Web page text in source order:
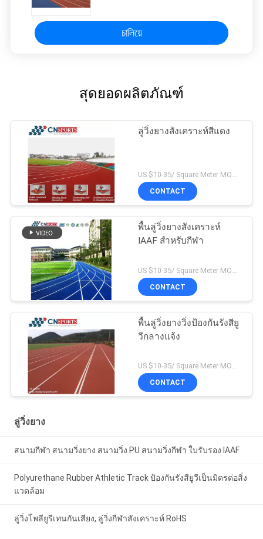
চালিয়ে
สุดยอดผลิตภัณฑ์
ลู่วิ่งยางสังเคราะห์สีแดง
CONTACT
พื้นลู่วิ่งยางสังเคราะห์
IAAF สำหรับกีฬา
CONTACT
พื้นลู่วิ่งยางวิ่งป้องกันรังสียู
วีกลางแจ้ง
US $10-35/ Square Meter MOQ:/
CONTACT
ลู่วิ่งยาง
สนามกีฬา สนามวิ่งยาง สนามวิ่ง PU สนามวิ่งกีฬา ใบรับรอง IAAF
Polyurethane Rubber Athletic Track ป้องกันรังสียูวีเป็นมิตรต่อสิ่ง
แวดล้อม
ลู่วิ่งโพลียูรีเทนกันเสียง, ลู่วิ่งกีฬาสังเคราะห์ RoHS